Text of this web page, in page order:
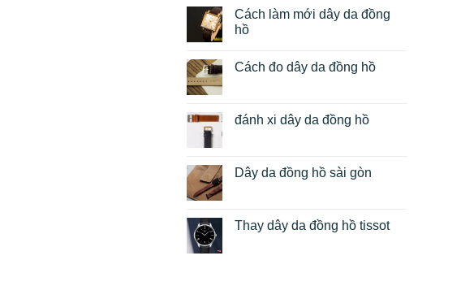
Cách làm mới dây da đồng
hồ
Cách đo dây da đồng hồ
đánh xi dây da đồng hồ
Dây da đồng hồ sài gòn
Thay dây da đồng hồ tissot